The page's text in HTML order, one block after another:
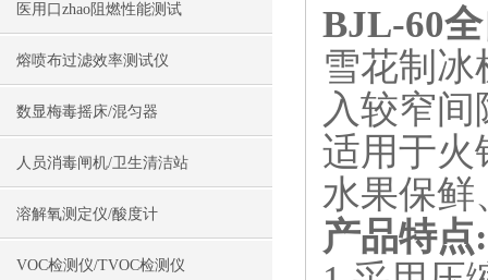
医用口zhao阻燃性能测试
熔喷布过滤效率测试仪
数显梅毒摇床/混匀器
人员消毒闸机/卫生清洁站
溶解氧测定仪/酸度计
VOC检测仪/TVOC检测仪
BJL-60
雪花制
入较窄
适用于火
水果保鲜
产品特点: